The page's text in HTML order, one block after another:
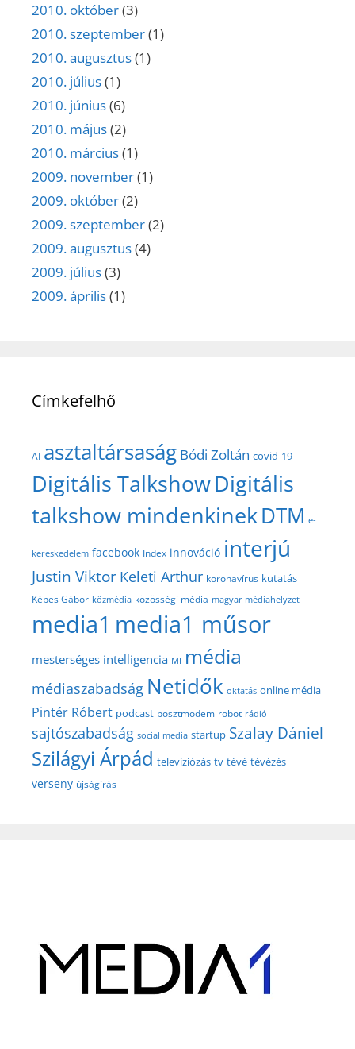
2010. október(3)
2010. szeptember(1)
2010. augusztus(1)
2010. július(1)
2010. június(6)
2010. május(2)
2010. március(1)
2009. november(1)
2009. október(2)
2009. szeptember(2)
2009. augusztus(4)
2009. július(3)
2009. április(1)
Címkefelhő
AI asztaltársaság Bódi Zoltán covid-19
Digitális TalkshowDigitális
talkshow mindenkinekDTM e-
kereskedelem facebook Index innováció interjú
Justin Viktor Keleti Arthur koronavírus kutatás
Képes Gábor közmédia közösségi média magyar médiahelyzet
media1 media1 műsor
mesterséges intelligencia MI média
médiaszabadság Netidők oktatás online média
Pintér Róbert podcast posztmodem robot rádió
sajtószabadság social media startup Szalay Dániel
Szilágyi Árpád televíziózás tv tévé tévézés
verseny újságírás